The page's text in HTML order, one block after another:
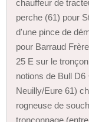
chauffeur de
perche (61) pour
d'une pince de
pour Barraud
25 E sur le
notions de Bull
Neuilly/Eure 61)
rogneuse de
tronçonnage